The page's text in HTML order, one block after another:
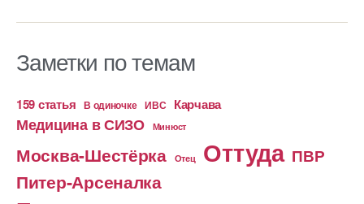
Заметки по темам
159 статья В одиночке ИВС Карчава
Медицина в СИЗО Минюст
Москва-Шестёрка Отец Оттуда ПВР
Питер-Арсеналка